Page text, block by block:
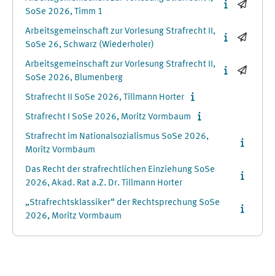
SoSe 2026, Timm 1
Arbeitsgemeinschaft zur Vorlesung Strafrecht II,
SoSe 26, Schwarz (Wiederholer)
Arbeitsgemeinschaft zur Vorlesung Strafrecht II,
SoSe 2026, Blumenberg
Strafrecht II SoSe 2026, Tillmann Horter
Strafrecht I SoSe 2026, Moritz Vormbaum
Strafrecht im Nationalsozialismus SoSe 2026,
Moritz Vormbaum
Das Recht der strafrechtlichen Einziehung SoSe
2026, Akad. Rat a.Z. Dr. Tillmann Horter
„Strafrechtsklassiker“ der Rechtsprechung SoSe
2026, Moritz Vormbaum